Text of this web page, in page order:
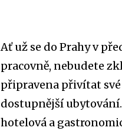
Ať už se do Prahy v
pracovně, nebudete
připravena přivítat své
dostupnější
hotelová a